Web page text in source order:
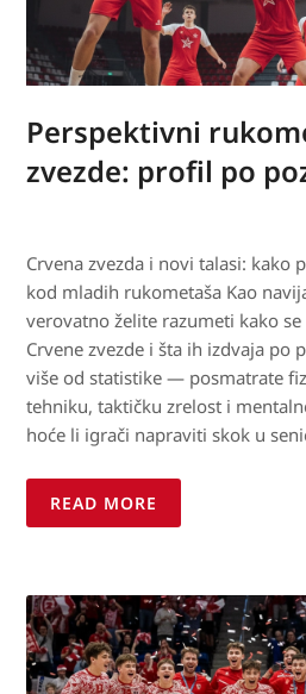
Perspektivni
zvezde: profil po
Crvena zvezda i novi talasi: kako
kod mladih rukometaša Kao
verovatno želite razumeti kako
Crvene zvezde i šta ih izdvaja po
više od statistike — posmatrate
tehniku, taktičku zrelost i
hoće li igrači napraviti skok u
READ MORE